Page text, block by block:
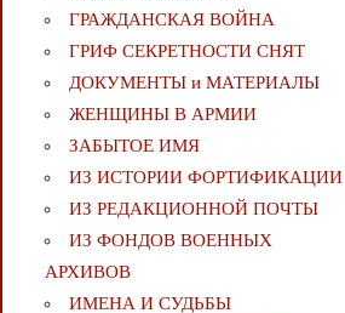
ГРАЖДАНСКАЯ ВОЙНА
ГРИФ СЕКРЕТНОСТИ СНЯТ
ДОКУМЕНТЫ и МАТЕРИАЛЫ
ЖЕНЩИНЫ В АРМИИ
ЗАБЫТОЕ ИМЯ
ИЗ ИСТОРИИ ФОРТИФИКАЦИИ
ИЗ РЕДАКЦИОННОЙ ПОЧТЫ
ИЗ ФОНДОВ ВОЕННЫХ
АРХИВОВ
ИМЕНА И СУДЬБЫ